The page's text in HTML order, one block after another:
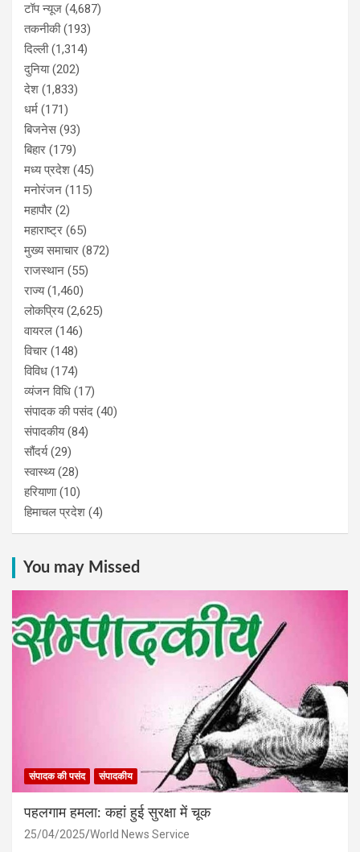
टॉप न्यूज (4,687)
तकनीकी(193)
दिल्ली(1,314)
दुनिया(202)
देश (1,833)
धर्म (171)
बिजनेस(93)
बिहार (179)
मध्य प्रदेश (45)
मनोरंजन (115)
महापौर (2)
महाराष्ट्र (65)
मुख्य समाचार (872)
राजस्थान (55)
राज्य(1,460)
लोकप्रिय(2,625)
वायरल (146)
विचार (148)
विविध (174)
व्यंजन विधि (17)
संपादक की पसंद (40)
संपादकीय(84)
सौंदर्य(29)
स्वास्थ्य(28)
हरियाणा(10)
हिमाचल प्रदेश (4)
You may Missed
संपादक की पसंद संपादकीय
पहलगाम हमला: कहां हुई सुरक्षा में चूक
25/04/2025 World News Service